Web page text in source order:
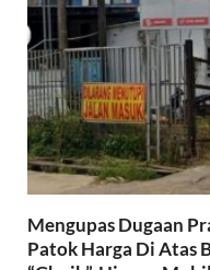
Mengupas Dugaan
Patok Harga Di Atas